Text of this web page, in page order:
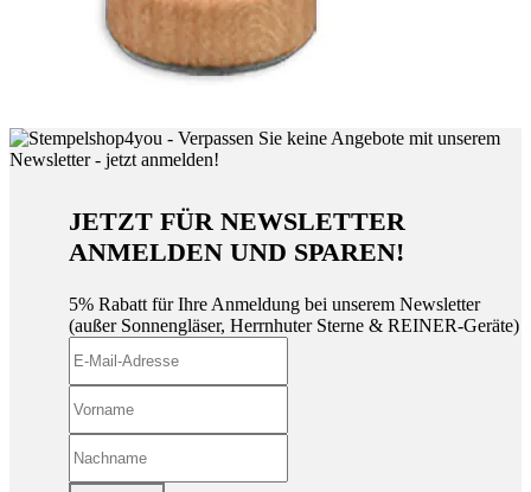
JETZT FÜR NEWSLETTER
ANMELDEN UND SPAREN!
5% Rabatt für Ihre Anmeldung bei unserem Newsletter
(außer Sonnengläser, Herrnhuter Sterne & REINER-Geräte)